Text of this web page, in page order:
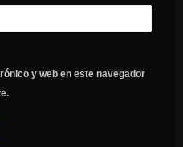
y web en este navegador